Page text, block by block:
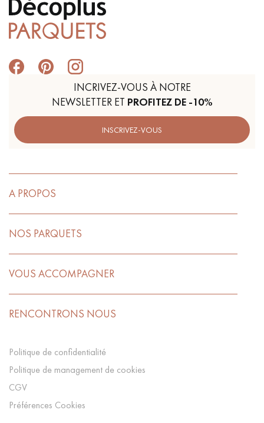
INCRIVEZ-VOUS À NOTRE
NEWSLETTER ET PROFITEZ DE -10%
INSCRIVEZ-VOUS
A PROPOS
NOS PARQUETS
VOUS ACCOMPAGNER
RENCONTRONS NOUS
Politique de confidentialité
Politique de management de cookies
CGV
Préférences Cookies